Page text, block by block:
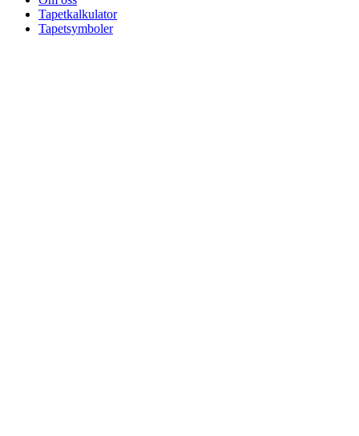
Tapetkalkulator
Tapetsymboler